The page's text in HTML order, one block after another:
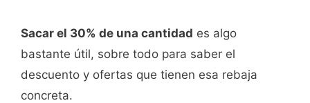
Sacar el 30% de una cantidad es algo
bastante útil, sobre todo para saber el
descuento y ofertas que tienen esa rebaja
concreta.